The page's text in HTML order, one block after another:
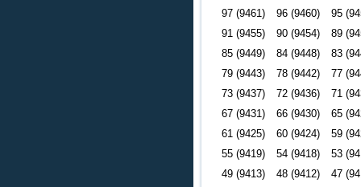
97 (9461)
96 (9460)
95
91 (9455)
90 (9454)
89
85 (9449)
84 (9448)
83
79 (9443)
78 (9442)
77
73 (9437)
72 (9436)
71
67 (9431)
66 (9430)
65
61 (9425)
60 (9424)
59
55 (9419)
54 (9418)
53
49 (9413)
48 (9412)
47